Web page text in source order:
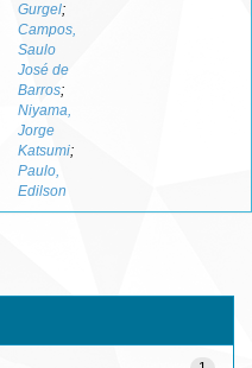
Gurgel;
Campos,
Saulo
José de
Barros;
Niyama,
Jorge
Katsumi;
Paulo,
Edilson